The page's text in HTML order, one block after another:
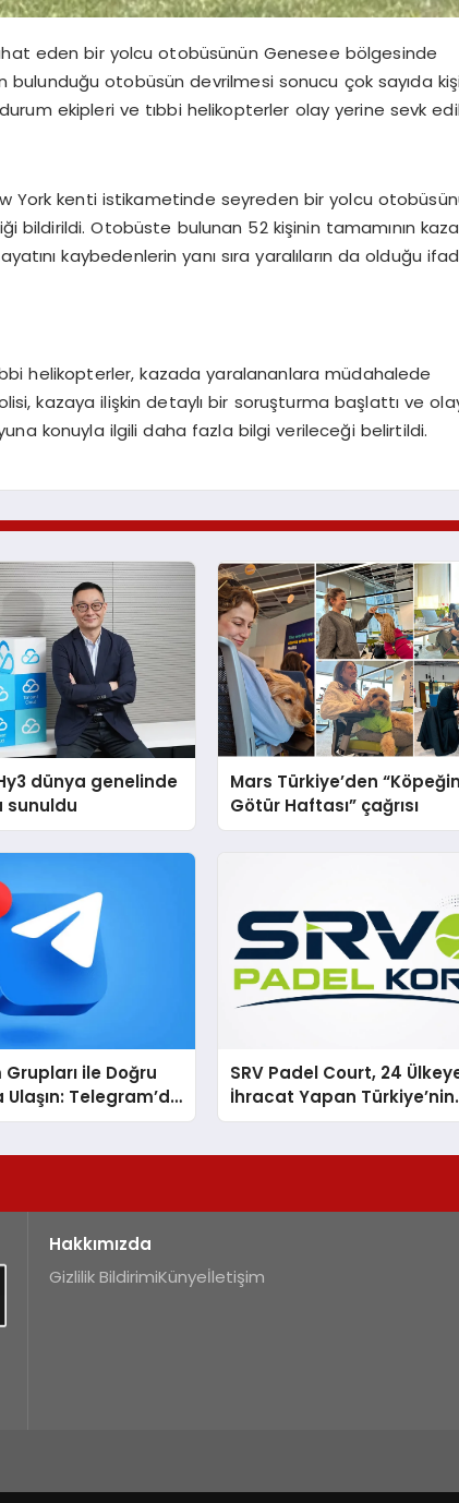
eden bir yolcu otobüsünün Genesee bölgesinde
bulunduğu otobüsün devrilmesi sonucu çok sayıda
ekipleri ve tıbbi helikopterler olay yerine sevk
York kenti istikametinde seyreden bir yolcu
bildirildi. Otobüste bulunan 52 kişinin tamamının kaza
kaybedenlerin yanı sıra yaralıların da olduğu
helikopterler, kazada yaralananlara müdahalede
kazaya ilişkin detaylı bir soruşturma başlattı ve
konuyla ilgili daha fazla bilgi verileceği belirtildi.
dünya genelinde
sunuldu
Mars Türkiye’den
Götür Haftası” çağrısı
ile Doğru
Telegram’da
Topluluğa Daha
SRV Padel Court, 24
İhracat Yapan Türkiye’nin
Padel Kortu Üretim Gücü
Hakkımızda
Gizlilik BildirimiKünyeİletişim